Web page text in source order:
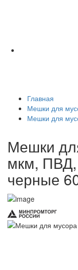
Главная
Мешки для
Мешки для
Мешки
мкм, ПВД,
черные